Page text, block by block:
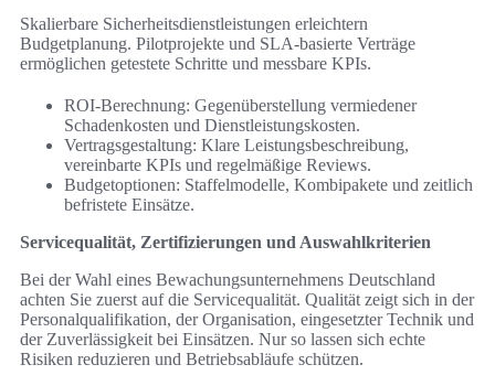
Skalierbare Sicherheitsdienstleistungen erleichtern
Budgetplanung. Pilotprojekte und SLA-basierte Verträge
ermöglichen getestete Schritte und messbare KPIs.
ROI-Berechnung: Gegenüberstellung vermiedener
Schadenkosten und Dienstleistungskosten.
Vertragsgestaltung: Klare Leistungsbeschreibung,
vereinbarte KPIs und regelmäßige Reviews.
Budgetoptionen: Staffelmodelle, Kombipakete und zeitlich
befristete Einsätze.
Servicequalität, Zertifizierungen und Auswahlkriterien
Bei der Wahl eines Bewachungsunternehmens Deutschland
achten Sie zuerst auf die Servicequalität. Qualität zeigt sich in der
Personalqualifikation, der Organisation, eingesetzter Technik und
der Zuverlässigkeit bei Einsätzen. Nur so lassen sich echte
Risiken reduzieren und Betriebsabläufe schützen.